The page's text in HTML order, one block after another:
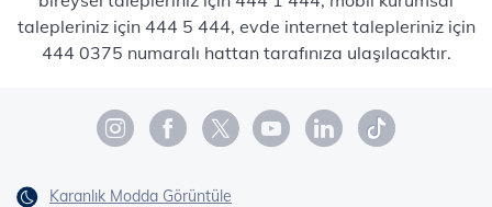
talepleriniz için 444 5 444, evde internet talepleriniz için
444 0375 numaralı hattan tarafınıza ulaşılacaktır.
Karanlık Modda Görüntüle